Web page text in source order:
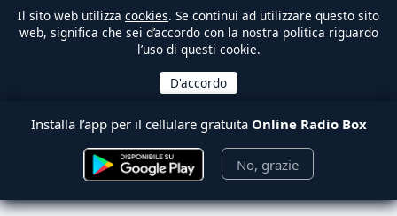
Il sito web utilizza cookies. Se continui ad utilizzare questo sito
web, significa che sei d’accordo con la nostra politica riguardo
l’uso di questi cookie.
Installa l’app per il cellulare gratuita Online Radio Box
No, grazie